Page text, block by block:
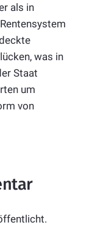
als in
was in
Staat
um
von